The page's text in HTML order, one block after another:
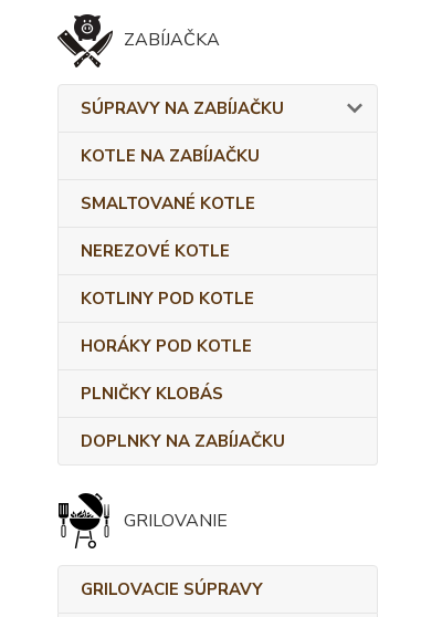
ZABÍJAČKA
SÚPRAVY NA ZABÍJAČKU
KOTLE NA ZABÍJAČKU
SMALTOVANÉ KOTLE
NEREZOVÉ KOTLE
KOTLINY POD KOTLE
HORÁKY POD KOTLE
PLNIČKY KLOBÁS
DOPLNKY NA ZABÍJAČKU
GRILOVANIE
GRILOVACIE SÚPRAVY